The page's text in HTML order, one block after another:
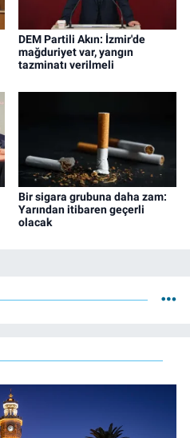
DEM Partili Akın: İzmir'de
mağduriyet var, yangın
tazminatı verilmeli
Bir sigara grubuna daha zam:
Yarından itibaren geçerli
olacak